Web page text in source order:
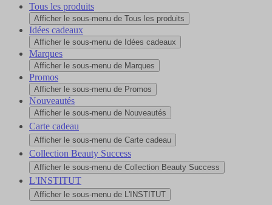
Tous les produits
Afficher le sous-menu de Tous les produits
Idées cadeaux
Afficher le sous-menu de Idées cadeaux
Marques
Afficher le sous-menu de Marques
Promos
Afficher le sous-menu de Promos
Nouveautés
Afficher le sous-menu de Nouveautés
Carte cadeau
Afficher le sous-menu de Carte cadeau
Collection Beauty Success
Afficher le sous-menu de Collection Beauty Success
L'INSTITUT
Afficher le sous-menu de L'INSTITUT